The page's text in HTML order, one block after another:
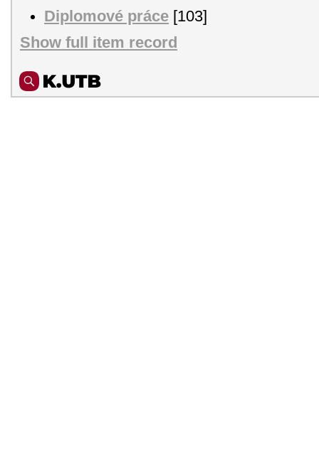
Diplomové práce [103]
Show full item record